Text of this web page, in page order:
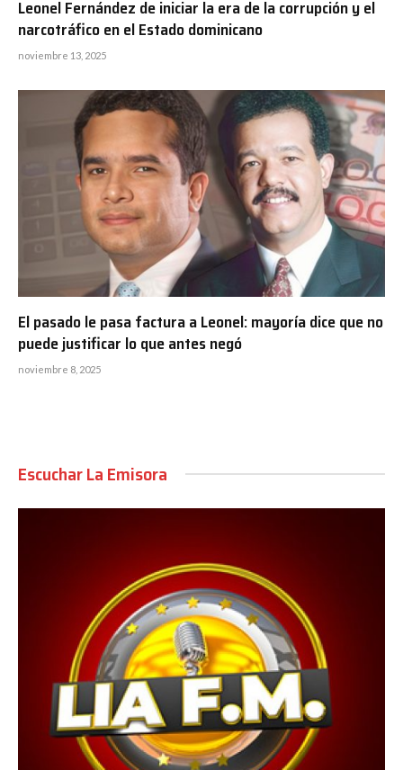
Leonel Fernández de iniciar la era de la corrupción y el
narcotráfico en el Estado dominicano
noviembre 13, 2025
El pasado le pasa factura a Leonel: mayoría dice que no
puede justificar lo que antes negó
noviembre 8, 2025
Escuchar La Emisora